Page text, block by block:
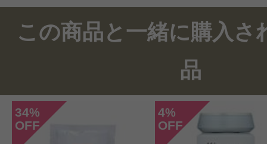
この商品のクチコミ
18件のレビュー
投稿日：2023年08月
この商品と一緒に購入さ
品
34%
OFF
4%
OFF